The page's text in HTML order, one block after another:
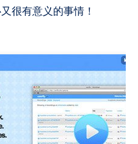
很有意义的事情！